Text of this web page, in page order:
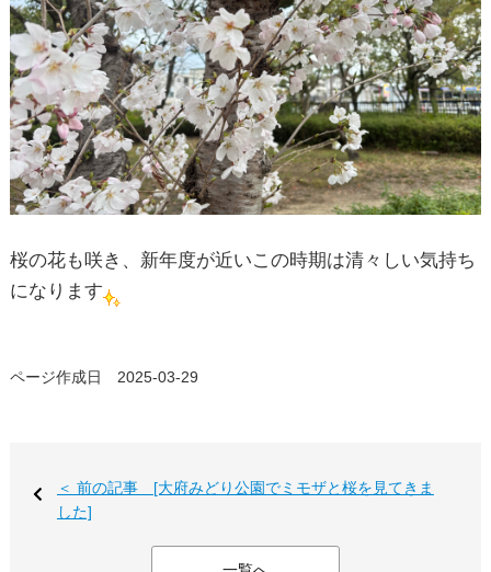
桜の花も咲き、新年度が近いこの時期は清々しい気持ち
になります
ページ作成日 2025-03-29
＜ 前の記事 [大府みどり公園でミモザと桜を見てきま
した]